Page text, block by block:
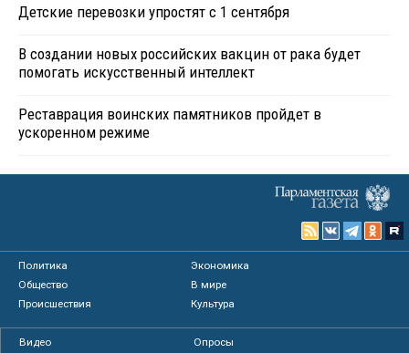
Детские перевозки упростят с 1 сентября
В создании новых российских вакцин от рака будет
помогать искусственный интеллект
Реставрация воинских памятников пройдет в
ускоренном режиме
Политика
Экономика
Общество
В мире
Происшествия
Культура
Видео
Опросы